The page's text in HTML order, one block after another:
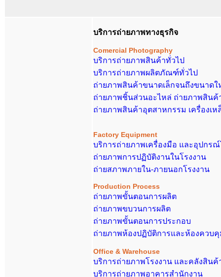
บริการถ่ายภาพทางธุรกิจ
Comercial Photography
บริการถ่ายภาพสินค้าทั่วไป
บริการถ่ายภาพผลิตภัณฑ์ทั่วไป
ถ่ายภาพสินค้าขนาดเล็กจนถึงขนาด
ถ่ายภาพชิ้นส่วนอะไหล่ ถ่ายภาพสินค้
ถ่ายภาพสินค้าอุตสาหกรรม เครื่องเห
Factory Equipment
บริการถ่ายภาพเครื่องมือ และอุปกรณ์
ถ่ายภาพการปฏิบัติงานในโรงงาน
ถ่ายสภาพภายใน-ภายนอกโรงงาน
Production Process
ถ่ายภาพขั้นตอนการผลิต
ถ่ายภาพขบวนการผลิต
ถ่ายภาพขั้นตอนการประกอบ
ถ่ายภาพห้องปฏิบัติการและห้องควบ
Office & Warehouse
บริการถ่ายภาพโรงงาน และคลังสินค้
บริการถ่ายภาพอาคารสำนักงาน